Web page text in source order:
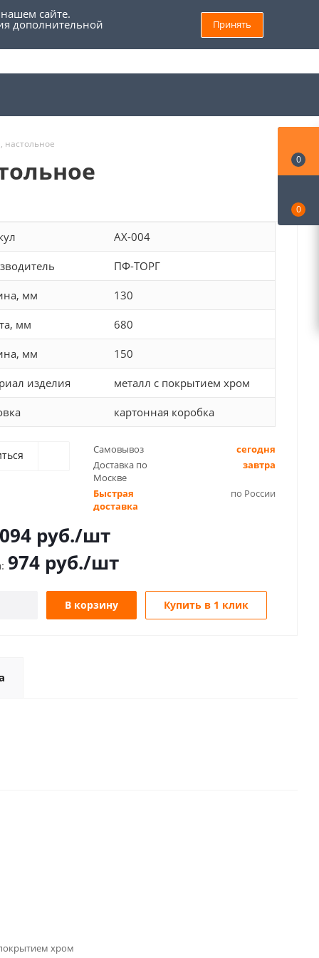
Войти
8 (800) 555 69 93
настольное
AX-004
ПФ-ТОРГ
мм 130
мм 680
мм 150
изделия металл с покрытием хром
картонная коробка
Самовывоз
сегодня
Доставка по
Москве
завтра
Быстрая
доставка
по России
руб./шт
974 руб./шт
В корзину Купить в 1 клик
хром
0
0
сайте.
дополнительной Принять